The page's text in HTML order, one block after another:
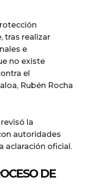
tras realizar
e
no existe
el
Rubén Rocha
la
autoridades
aclaración oficial.
DE